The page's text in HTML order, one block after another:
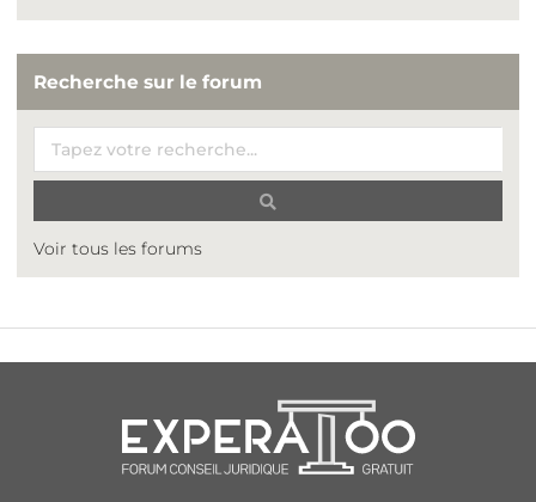
Recherche sur le forum
Voir tous les forums